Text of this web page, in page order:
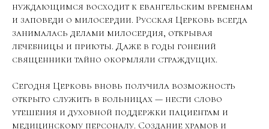
нуждающимся восходит к евангельским временам
и заповеди о милосердии. Русская Церковь всегда
занималась делами милосердия, открывая
лечебницы и приюты. Даже в годы гонений
священники тайно окормляли страждущих.
Сегодня Церковь вновь получила возможность
открыто служить в больницах — нести слово
утешения и духовной поддержки пациентам и
медицинскому персоналу. Создание храмов и